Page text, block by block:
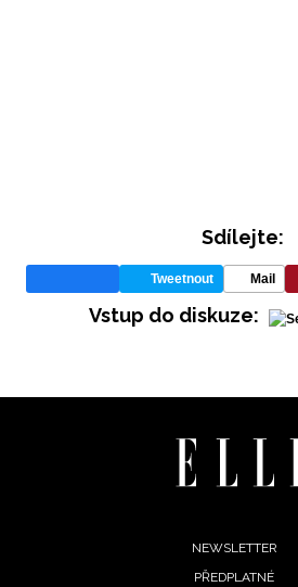
INFORMACE
Sdílejte:
Tweetnout Mail
Vstup do diskuze:
NEWSLETTER
PŘEDPLATNÉ